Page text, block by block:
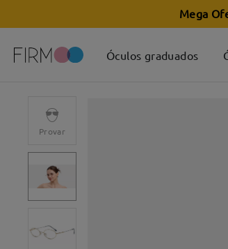
Mega
Óculos graduados
Provar